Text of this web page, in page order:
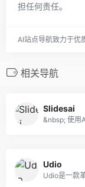
担任何责任。
AI站点导航致力于优
相关导航
Slidesai
&nbsp; 使用
Udio